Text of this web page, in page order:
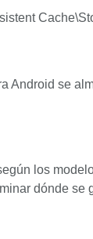
Android se
los
dónde se